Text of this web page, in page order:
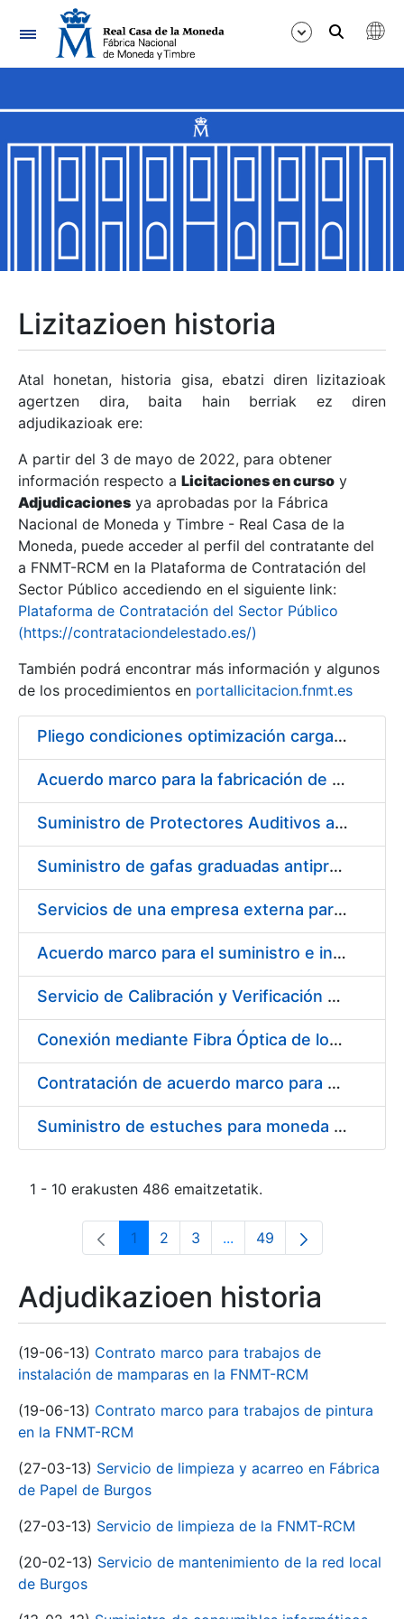
Nabigazioa
Erakutsi/Ezkutatu
Erakutsi/Ezkutatu
Erakutsi/Ezkutatu
Erakutsi/Ezkutatu
Erakutsi/Ezkutatu
Erakutsi/Ezkutatu
Erakutsi/Ezkutatu
Erakutsi/Ezkutatu
Lizitazioen historia
Atal honetan, historia gisa, ebatzi diren lizitazioak
agertzen dira, baita hain berriak ez diren
adjudikazioak ere:
A partir del 3 de mayo de 2022, para obtener
información respecto a Licitaciones en curso y
Adjudicaciones ya aprobadas por la Fábrica
Nacional de Moneda y Timbre - Real Casa de la
Moneda, puede acceder al perfil del contratante del
a FNMT-RCM en la Plataforma de Contratación del
Sector Público accediendo en el siguiente link:
Plataforma de Contratación del Sector Público
(https://contrataciondelestado.es/)
También podrá encontrar más información y algunos
de los procedimientos en portallicitacion.fnmt.es
Pliego condiciones optimización cargas compras firmado
Acuerdo marco para la fabricación de piezas
Suministro de Protectores Auditivos a medida para las personas trabajadoras de los Centros de Trabajo de Madrid y Burgos
Suministro de gafas graduadas antiproyecciones para los trabajadores de la FNMT-RCM en los centros de trabajo de Madrid y Burgos
Servicios de una empresa externa para el asesoramiento y resolución de los recursos de alzada que se presentan relacionados con procesos de selección para la FNMT-RCM
Acuerdo marco para el suministro e instalación de persianas, estores y otros complementos
Servicio de Calibración y Verificación Externa de los Equipos de Medición del Servicio de Prevención de la FNMT-RCM
Conexión mediante Fibra Óptica de los Centros de Proceso de Datos (CPDs) de las sedes de la FNMT-RCM de Burgos y Madrid
Contratación de acuerdo marco para el Suministro de Material de Electricidad para la Fábrica Nacional de Moneda y Timbre-Real Casa de la Moneda en su centro de trabajo de Burgos
Suministro de estuches para moneda de 30 €
1 - 10 erakusten 486 emaitzetatik.
Orrialdea
1 Orrialdea
2 Orrialdea
3 ...Intermediate Pages Use
Orrialdea
49
Adjudikazioen historia
(19-06-13) Contrato marco para trabajos de
instalación de mamparas en la FNMT-RCM
(19-06-13) Contrato marco para trabajos de pintura
en la FNMT-RCM
(27-03-13) Servicio de limpieza y acarreo en Fábrica
de Papel de Burgos
(27-03-13) Servicio de limpieza de la FNMT-RCM
(20-02-13) Servicio de mantenimiento de la red local
de Burgos